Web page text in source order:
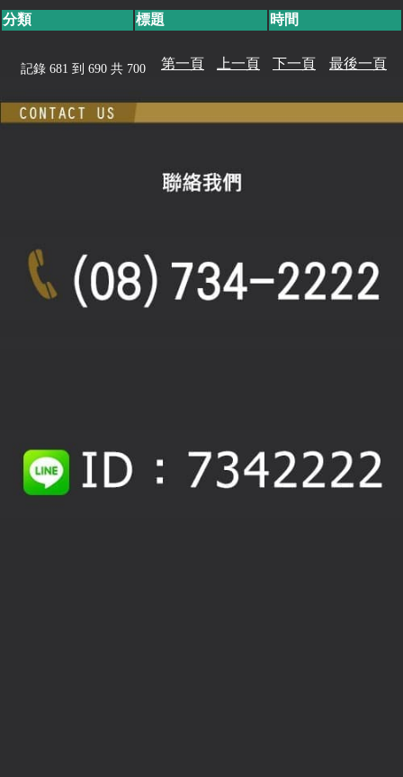
分類 標題 時間
記錄 681 到 690 共 700 第一頁 上一頁 下一頁 最後一頁